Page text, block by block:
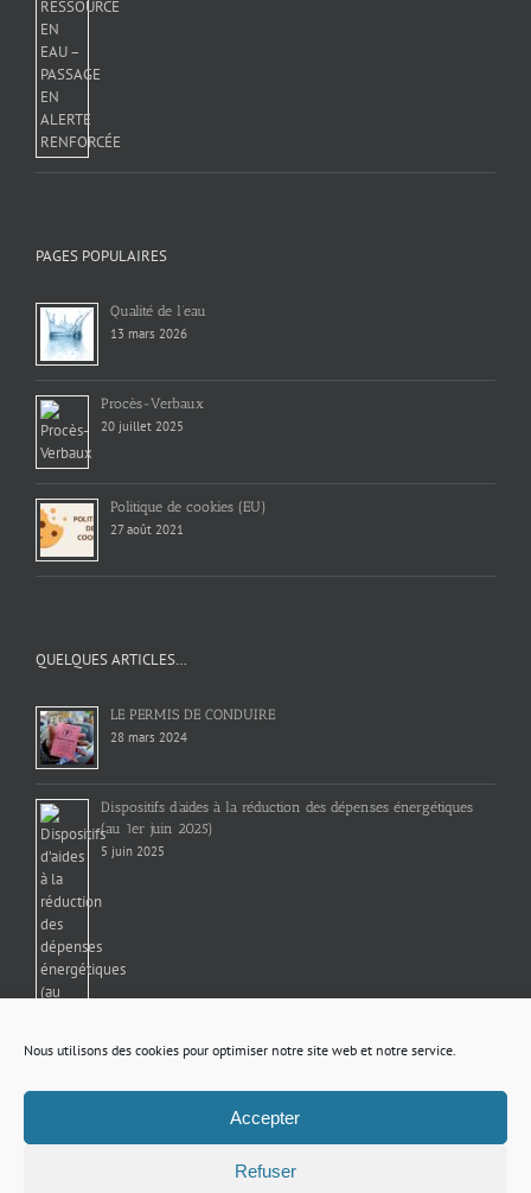
Nous utilisons des cookies pour optimiser notre site web et notre service.
Accepter
Refuser
PAGES POPULAIRES
Qualité de l’eau
13 mars 2026
Procès-Verbaux
20 juillet 2025
Politique de cookies (EU)
27 août 2021
QUELQUES ARTICLES…
LE PERMIS DE CONDUIRE
28 mars 2024
Dispositifs d’aides à la réduction des dépenses énergétiques
(au 1er juin 2025)
5 juin 2025
DECHETS INTERDITS POUR VOTRE POUBELLE